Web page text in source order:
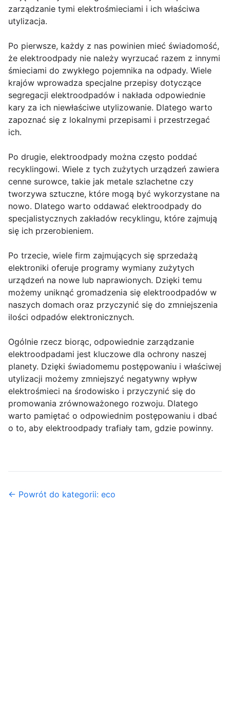
zarządzanie tymi elektrośmieciami i ich właściwa
utylizacja.
Po pierwsze, każdy z nas powinien mieć świadomość,
że elektroodpady nie należy wyrzucać razem z innymi
śmieciami do zwykłego pojemnika na odpady. Wiele
krajów wprowadza specjalne przepisy dotyczące
segregacji elektroodpadów i nakłada odpowiednie
kary za ich niewłaściwe utylizowanie. Dlatego warto
zapoznać się z lokalnymi przepisami i przestrzegać
ich.
Po drugie, elektroodpady można często poddać
recyklingowi. Wiele z tych zużytych urządzeń zawiera
cenne surowce, takie jak metale szlachetne czy
tworzywa sztuczne, które mogą być wykorzystane na
nowo. Dlatego warto oddawać elektroodpady do
specjalistycznych zakładów recyklingu, które zajmują
się ich przerobieniem.
Po trzecie, wiele firm zajmujących się sprzedażą
elektroniki oferuje programy wymiany zużytych
urządzeń na nowe lub naprawionych. Dzięki temu
możemy uniknąć gromadzenia się elektroodpadów w
naszych domach oraz przyczynić się do zmniejszenia
ilości odpadów elektronicznych.
Ogólnie rzecz biorąc, odpowiednie zarządzanie
elektroodpadami jest kluczowe dla ochrony naszej
planety. Dzięki świadomemu postępowaniu i właściwej
utylizacji możemy zmniejszyć negatywny wpływ
elektrośmieci na środowisko i przyczynić się do
promowania zrównoważonego rozwoju. Dlatego
warto pamiętać o odpowiednim postępowaniu i dbać
o to, aby elektroodpady trafiały tam, gdzie powinny.
← Powrót do kategorii: eco